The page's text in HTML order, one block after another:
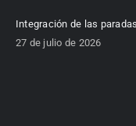
Integración de las
27 de julio de 2026